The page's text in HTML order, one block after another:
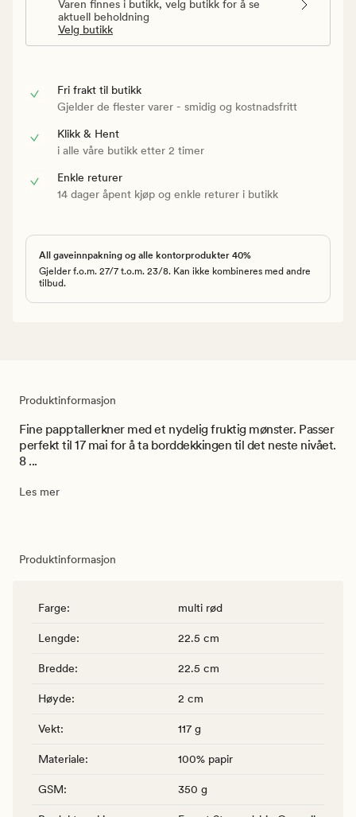
Varen finnes i butikk, velg butikk for å se
aktuell beholdning
Velg butikk
Fri frakt til butikk
Gjelder de flester varer - smidig og kostnadsfritt
Klikk & Hent
i alle våre butikk etter 2 timer
Enkle returer
14 dager åpent kjøp og enkle returer i butikk
All gaveinnpakning og alle kontorprodukter 40%
Gjelder f.o.m. 27/7 t.o.m. 23/8. Kan ikke kombineres med andre
tilbud.
Produktinformasjon
Fine papptallerkner med et nydelig fruktig mønster. Passer
perfekt til 17 mai for å ta borddekkingen til det neste nivået.
8 ...
Les mer
Produktinformasjon
Farge: multi rød
Lengde: 22.5 cm
Bredde: 22.5 cm
Høyde: 2 cm
Vekt: 117 g
Materiale: 100% papir
GSM: 350 g